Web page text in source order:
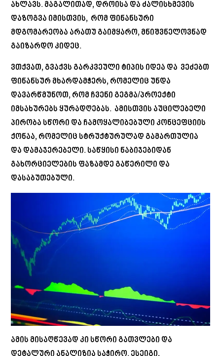
ახლავს. მაგალითად, დროისა და ძალისხმევის
დაზოგვა იმისთვის, რომ ფინანსური
მდგომარეობა არათუ გაიმყარო, მნიშვნელოვნად
გაიზარდო კიდეც.
ვთქვათ, გვაქვს გარკვეული ტიპის იდეა და ვეძებთ
ფინანსურ მხარდამჭერს, რომელიც უნდა
დავარწმუნოთ, რომ ჩვენი გეგმა/პროექტი
იმსახურებს ყურადღებას. ამისთვის აუცილებელი
პირობა სწორი და ჩამოყალიბებული კონცეფციის
ქონაა, რომელიც სტრუქტურულად გამართულია
და დამაჯერებელი. საწყისი ნაბიჯებიდან
გახორციელების ფაზამდე გაწერილი და
დასაბუთებული.
ამის მისაღწევად კი სწორი გათვლები და